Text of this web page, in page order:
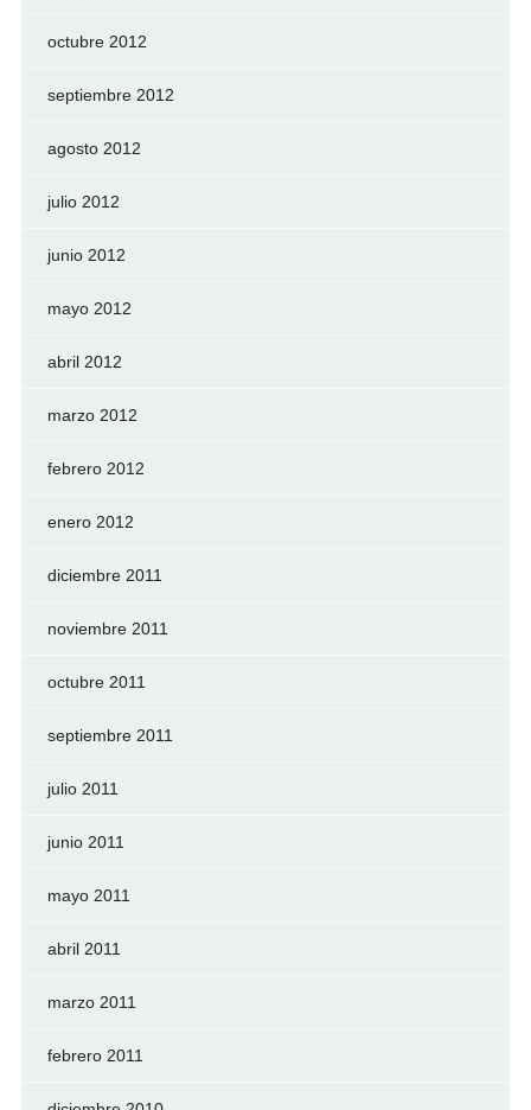
octubre 2012
septiembre 2012
agosto 2012
julio 2012
junio 2012
mayo 2012
abril 2012
marzo 2012
febrero 2012
enero 2012
diciembre 2011
noviembre 2011
octubre 2011
septiembre 2011
julio 2011
junio 2011
mayo 2011
abril 2011
marzo 2011
febrero 2011